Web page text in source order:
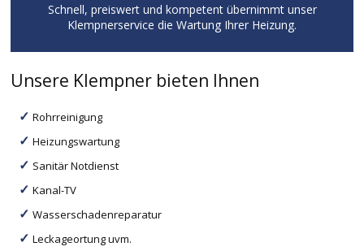
Schnell, preiswert und kompetent übernimmt unser
Klempnerservice die Wartung Ihrer Heizung.
Unsere Klempner bieten Ihnen
Rohrreinigung
Heizungswartung
Sanitär Notdienst
Kanal-TV
Wasserschadenreparatur
Leckageortung uvm.